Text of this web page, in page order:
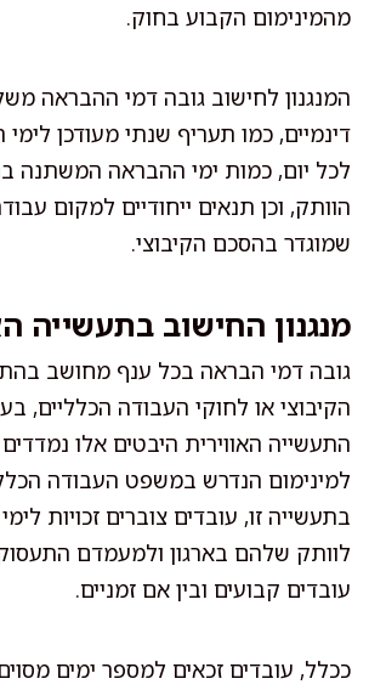
מהמינימום הקבוע בחוק.
המנגנון לחישוב גובה דמי ההבראה
דינמיים, כמו תעריף שנתי מעודכן
לכל יום, כמות ימי ההבראה המשתנה
הוותק, וכן תנאים ייחודיים למקום
שמוגדר בהסכם הקיבוצי.
מנגנון החישוב בתעשייה
גובה דמי הבראה בכל ענף מחושב
הקיבוצי או לחוקי העבודה הכלליים,
התעשייה האווירית היבטים אלו
למינימום הנדרש במשפט העבודה
בתעשייה זו, עובדים צוברים זכויות
לוותק שלהם בארגון ולמעמדם
עובדים קבועים ובין אם זמניים.
ככלל, עובדים זכאים למספר ימים